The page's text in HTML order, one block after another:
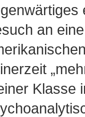
an
Klasse